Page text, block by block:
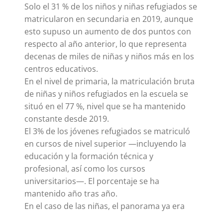
Solo el 31 % de los niños y niñas refugiados se
matricularon en secundaria en 2019, aunque
esto supuso un aumento de dos puntos con
respecto al año anterior, lo que representa
decenas de miles de niñas y niños más en los
centros educativos.
En el nivel de primaria, la matriculación bruta
de niñas y niños refugiados en la escuela se
situó en el 77 %, nivel que se ha mantenido
constante desde 2019.
El 3% de los jóvenes refugiados se matriculó
en cursos de nivel superior —incluyendo la
educación y la formación técnica y
profesional, así como los cursos
universitarios—. El porcentaje se ha
mantenido año tras año.
En el caso de las niñas, el panorama ya era